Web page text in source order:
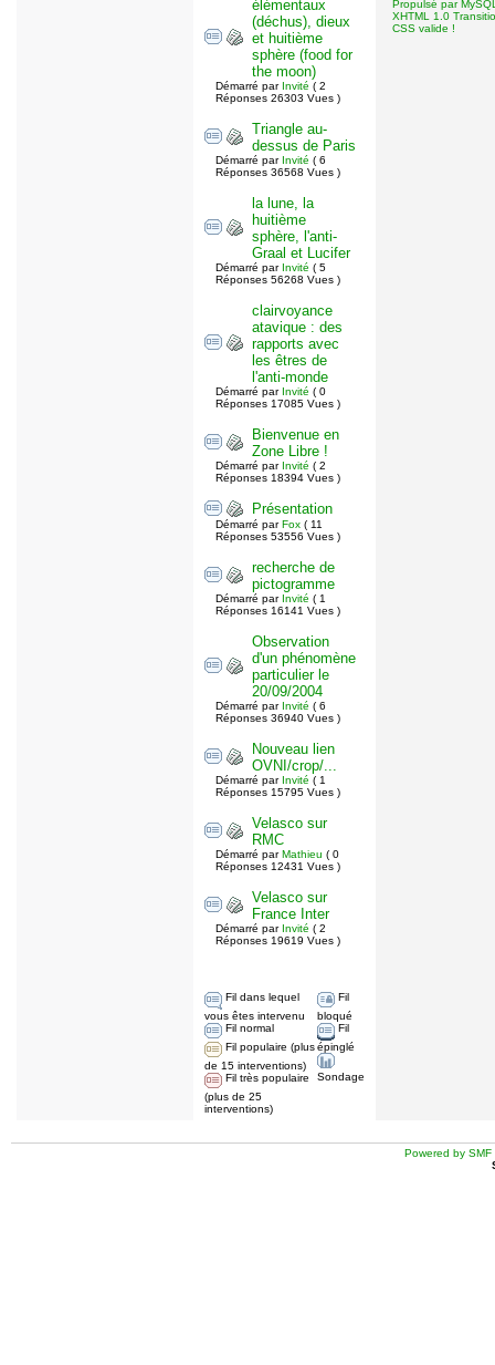
élémentaux
(déchus), dieux
et huitième
sphère (food for
the moon)
Démarré par Invité ( 2
Réponses 26303 Vues )
Triangle au-
dessus de Paris
Démarré par Invité ( 6
Réponses 36568 Vues )
la lune, la
huitième
sphère, l'anti-
Graal et Lucifer
Démarré par Invité ( 5
Réponses 56268 Vues )
clairvoyance
atavique : des
rapports avec
les êtres de
l'anti-monde
Démarré par Invité ( 0
Réponses 17085 Vues )
Bienvenue en
Zone Libre !
Démarré par Invité ( 2
Réponses 18394 Vues )
Présentation
Démarré parFox ( 11
Réponses 53556 Vues )
recherche de
pictogramme
Démarré par Invité ( 1
Réponses 16141 Vues )
Observation
d'un phénomène
particulier le
20/09/2004
Démarré par Invité ( 6
Réponses 36940 Vues )
Nouveau lien
OVNI/crop/...
Démarré par Invité ( 1
Réponses 15795 Vues )
Velasco sur
RMC
Démarré parMathieu ( 0
Réponses 12431 Vues )
Velasco sur
France Inter
Démarré par Invité ( 2
Réponses 19619 Vues )
Fil dans lequel
vous êtes intervenu
Fil normal
Fil populaire (plus
de 15 interventions)
Fil très populaire
(plus de 25
interventions)
Fil
bloqué
Fil
épinglé
Sondage
Propulsé par
XHTML 1.0
CSS valide !
Powered by SMF